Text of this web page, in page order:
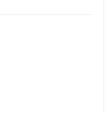
170х65х65мм, вес 302гр.